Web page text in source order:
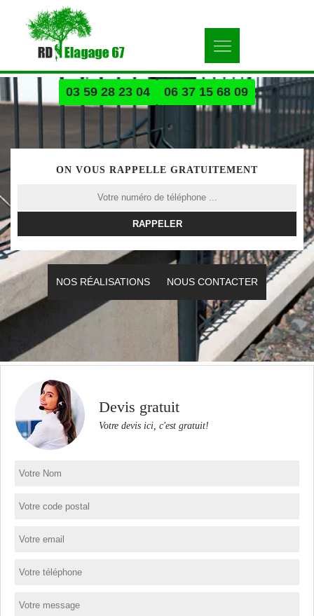
03 59 28 23 04 06 37 15 68 09
ON VOUS RAPPELLE GRATUITEMENT
NOS RÉALISATIONS NOUS CONTACTER
Devis gratuit
Votre devis ici, c'est gratuit!